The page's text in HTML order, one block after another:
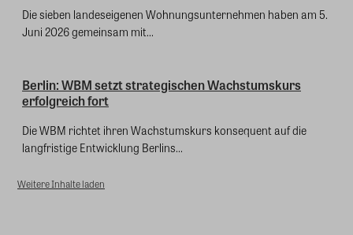
Die sieben landeseigenen Wohnungsunternehmen haben am 5.
Juni 2026 gemeinsam mit...
Berlin: WBM setzt strategischen Wachstumskurs
erfolgreich fort
Die WBM richtet ihren Wachstumskurs konsequent auf die
langfristige Entwicklung Berlins...
Weitere Inhalte laden